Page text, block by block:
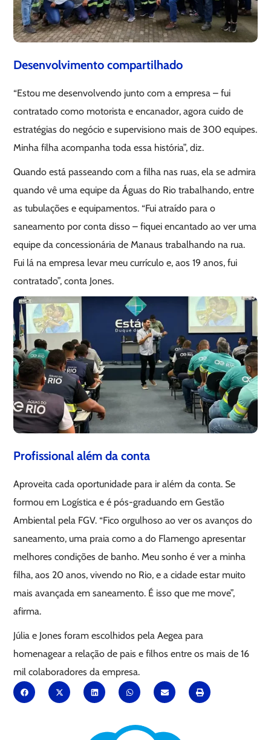
Desenvolvimento compartilhado
“Estou me desenvolvendo junto com a empresa – fui
contratado como motorista e encanador, agora cuido de
estratégias do negócio e supervisiono mais de 300 equipes.
Minha filha acompanha toda essa história”, diz.
Quando está passeando com a filha nas ruas, ela se admira
quando vê uma equipe da Águas do Rio trabalhando, entre
as tubulações e equipamentos. “Fui atraído para o
saneamento por conta disso – fiquei encantado ao ver uma
equipe da concessionária de Manaus trabalhando na rua.
Fui lá na empresa levar meu currículo e, aos 19 anos, fui
contratado”, conta Jones.
Profissional além da conta
Aproveita cada oportunidade para ir além da conta. Se
formou em Logística e é pós-graduando em Gestão
Ambiental pela FGV. “Fico orgulhoso ao ver os avanços do
saneamento, uma praia como a do Flamengo apresentar
melhores condições de banho. Meu sonho é ver a minha
filha, aos 20 anos, vivendo no Rio, e a cidade estar muito
mais avançada em saneamento. É isso que me move”,
afirma.
Júlia e Jones foram escolhidos pela Aegea para
homenagear a relação de pais e filhos entre os mais de 16
mil colaboradores da empresa.